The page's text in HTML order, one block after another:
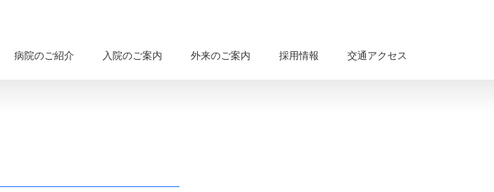
病院のご紹介 入院のご案内 外来のご案内 採用情報 交通アクセス